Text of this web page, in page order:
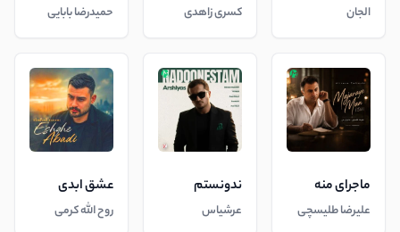
الجان کسری زاهدی حمیدرضا بابایی
ماجرای منه
علیرضا طلیسچی
ندونستم
عرشیاس
عشق ابدی
روح الله کرمی